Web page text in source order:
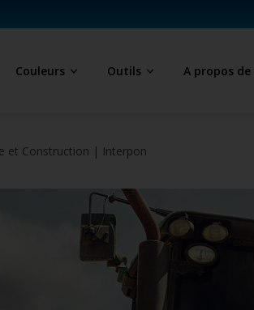
Couleurs Outils A propos
et Construction | Interpon